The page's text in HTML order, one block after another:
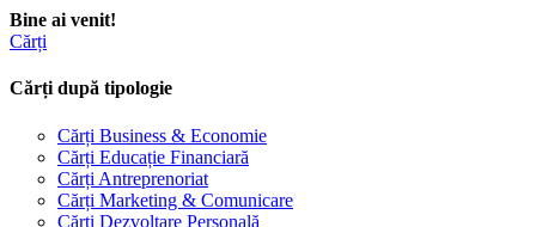
Bine ai venit!
Cărți
Cărți după tipologie
Cărți Business & Economie
Cărți Educație Financiară
Cărți Antreprenoriat
Cărți Marketing & Comunicare
Cărți Dezvoltare Personală